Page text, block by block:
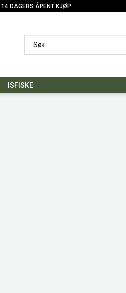
14 DAGERS ÅPENT KJØP
ISFISKE